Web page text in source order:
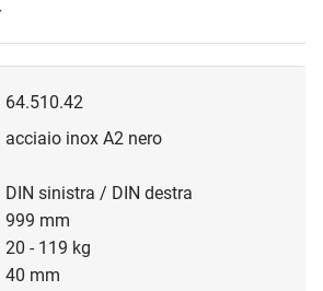
64.510.42
acciaio inox A2 nero
DIN sinistra / DIN destra
999 mm
20 - 119 kg
40 mm